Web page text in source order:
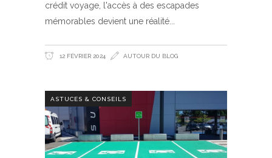
crédit voyage, l'accès à des escapades
mémorables devient une réalité
12 FÉVRIER 2024 AUTOUR DU BLOG
ASTUCES & CONSEILS